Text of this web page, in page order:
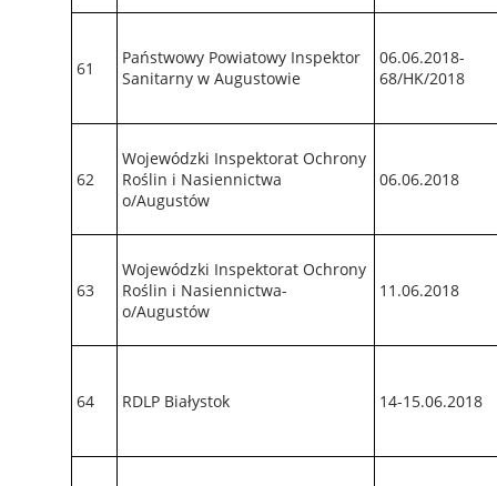
61
Państwowy Powiatowy Inspektor
Sanitarny w Augustowie
06.06.2018-
68/HK/2018
62
Wojewódzki Inspektorat Ochrony
Roślin i Nasiennictwa
o/Augustów
06.06.2018
63
Wojewódzki Inspektorat Ochrony
Roślin i Nasiennictwa-
o/Augustów
11.06.2018
64 RDLP Białystok 14-15.06.2018